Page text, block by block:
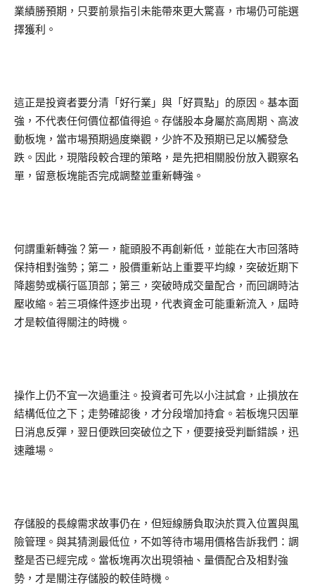
業績勝預期，只要前景指引未能帶來更大驚喜，市場仍可能選
擇獲利。
這正是投資者要分清「好行業」與「好買點」的原因。基本面
強，不代表任何價位都值得追。存儲股本身屬於高周期、高波
動板塊，當市場預期過度樂觀，少許不及預期已足以觸發急
跌。因此，現階段較合理的策略，是先把相關股份放入觀察名
單，留意板塊能否完成調整並重新轉強。
何謂重新轉強？第一，龍頭股不再創新低，並能在大市回落時
保持相對強勢；第二，股價重新站上重要平均線，突破近期下
降趨勢或橫行區頂部；第三，突破時成交量配合，而回調時沽
壓收縮。若三項條件逐步出現，代表資金可能重新流入，屆時
才是較值得關注的時機。
操作上仍不宜一次過重注。投資者可先以小注試倉，止損放在
結構低位之下；走勢確認後，才分段增加持倉。若板塊只因單
日消息反彈，翌日便跌回突破位之下，便要接受判斷錯誤，迅
速離場。
存儲股的長線需求故事仍在，但短線勝負取決於買入位置與風
險管理。與其猜測最低位，不如等待市場用價格告訴我們：調
整是否已經完成。當板塊再次出現領袖、量價配合及相對強
勢，才是關注存儲股的較佳時機。